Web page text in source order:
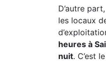
D’autre
les locaux
heures à
nuit. C’est